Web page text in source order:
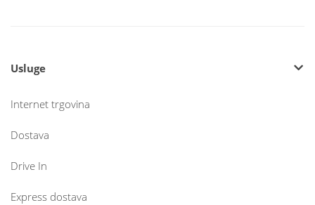
Usluge
Internet trgovina
Dostava
Drive In
Express dostava